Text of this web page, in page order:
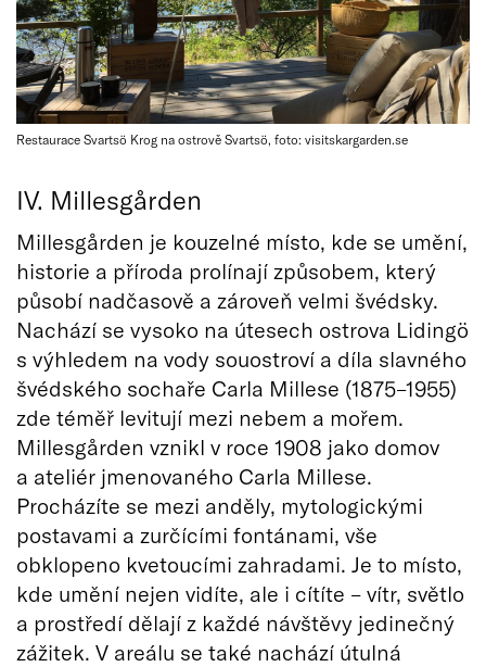
Restaurace Svartsö Krog na ostrově Svartsö, foto: visitskargarden.se
IV. Millesgården
Millesgården je kouzelné místo, kde se umění,
historie a příroda prolínají způsobem, který
působí nadčasově a zároveň velmi švédsky.
Nachází se vysoko na útesech ostrova Lidingö
s výhledem na vody souostroví a díla slavného
švédského sochaře Carla Millese (1875–1955)
zde téměř levitují mezi nebem a mořem.
Millesgården vznikl v roce 1908 jako domov
a ateliér jmenovaného Carla Millese.
Procházíte se mezi anděly, mytologickými
postavami a zurčícími fontánami, vše
obklopeno kvetoucími zahradami. Je to místo,
kde umění nejen vidíte, ale i cítíte – vítr, světlo
a prostředí dělají z každé návštěvy jedinečný
zážitek. V areálu se také nachází útulná